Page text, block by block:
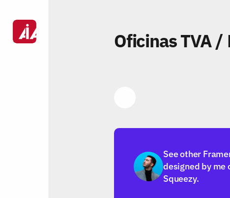
Oficinas TVA /
See other
designed by me
Squeezy.